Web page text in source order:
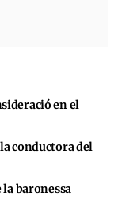
en el
conductora del
baronessa